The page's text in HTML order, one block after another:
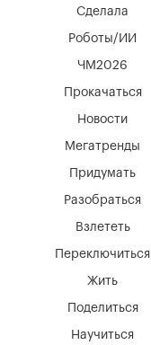
Мегатренды
Придумать
Разобраться
Взлететь
Новости
Переключиться
Жить
Поделиться
Научиться
Сделала
Роботы/ИИ
ЧМ2026
Прокачаться